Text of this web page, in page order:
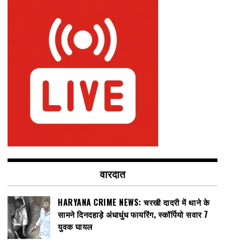
वारदात
HARYANA CRIME NEWS: चरखी दादरी में थाने के
सामने दिनदहाड़े अंधाधुंध फायरिंग, स्कॉर्पियो सवार 7
युवक घायल